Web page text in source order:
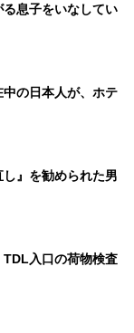
息子をいなしてい
中の日本人が、ホテ
』を勧められた男
TDL入口の荷物検査